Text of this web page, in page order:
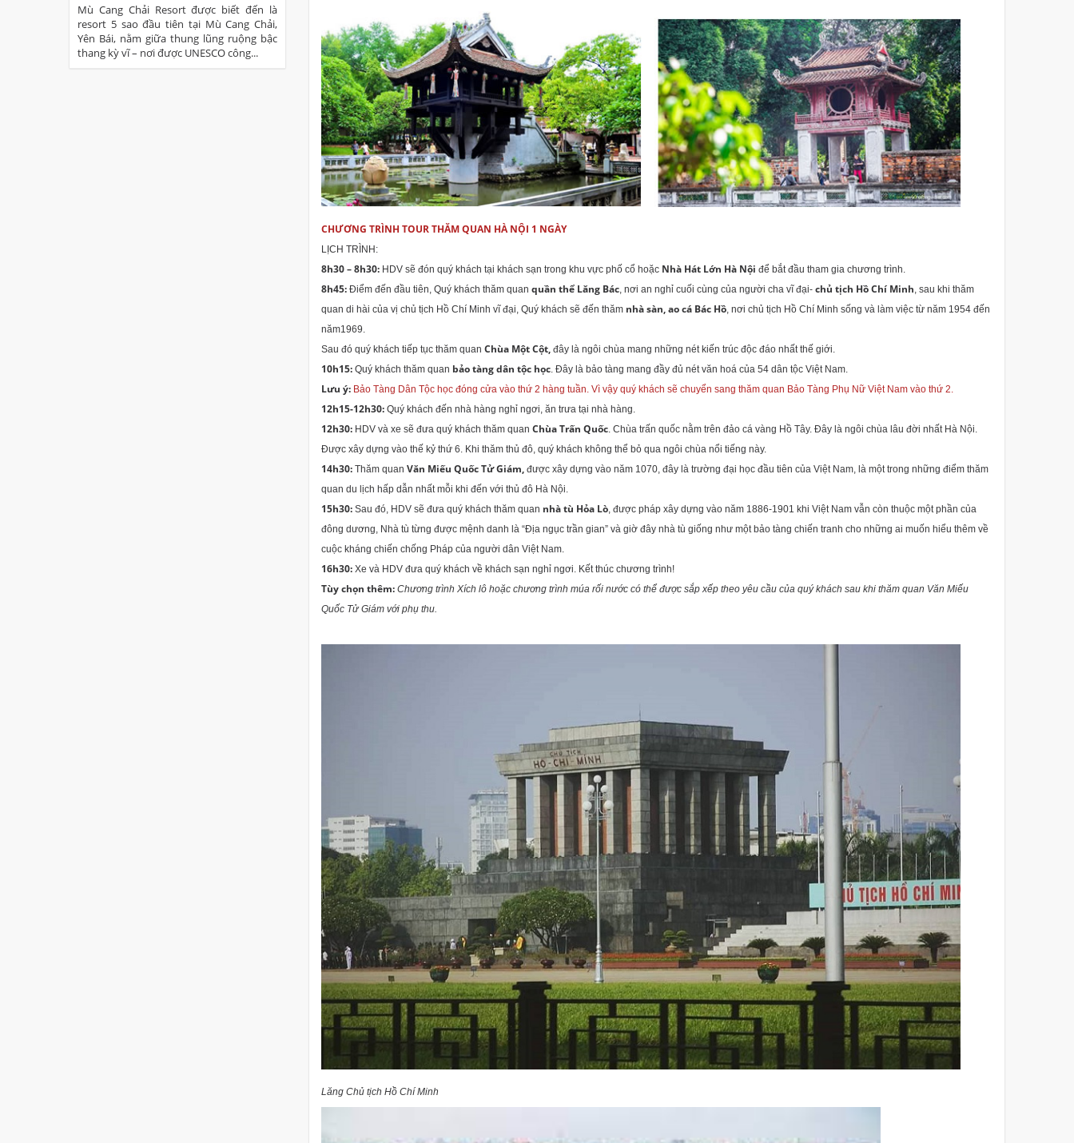
Mù Cang Chải Resort được biết đến là
resort 5 sao đầu tiên tại Mù Cang Chải,
Yên Bái, nằm giữa thung lũng ruộng bậc
thang kỳ vĩ – nơi được UNESCO công...
CHƯƠNG TRÌNH TOUR THĂM QUAN HÀ NỘI 1 NGÀY
LỊCH TRÌNH:
8h30 – 8h30: HDV sẽ đón quý khách tại khách sạn trong khu vực phố cổ hoặc Nhà Hát Lớn Hà Nội để bắt đầu tham gia chương trình.
8h45: Điểm đến đầu tiên, Quý khách thăm quan quần thể Lăng Bác , nơi an nghỉ cuối cùng của người cha vĩ đại- chủ tịch Hồ Chí Minh , sau khi thăm
quan di hài của vị chủ tịch Hồ Chí Minh vĩ đại, Quý khách sẽ đến thăm nhà sàn, ao cá Bác Hồ , nơi chủ tịch Hồ Chí Minh sống và làm việc từ năm 1954 đến
năm1969.
Sau đó quý khách tiếp tục thăm quan Chùa Một Cột, đây là ngôi chùa mang những nét kiến trúc độc đáo nhất thế giới.
10h15: Quý khách thăm quan bảo tàng dân tộc học . Đây là bảo tàng mang đầy đủ nét văn hoá của 54 dân tộc Việt Nam.
Lưu ý: Bảo Tàng Dân Tộc học đóng cửa vào thứ 2 hàng tuần. Vì vậy quý khách sẽ chuyển sang thăm quan Bảo Tàng Phụ Nữ Việt Nam vào thứ 2.
12h15-12h30: Quý khách đến nhà hàng nghỉ ngơi, ăn trưa tại nhà hàng.
12h30: HDV và xe sẽ đưa quý khách thăm quan Chùa Trấn Quốc . Chùa trấn quốc nằm trên đảo cá vàng Hồ Tây. Đây là ngôi chùa lâu đời nhất Hà Nội.
Được xây dựng vào thế kỷ thứ 6. Khi thăm thủ đô, quý khách không thể bỏ qua ngôi chùa nổi tiếng này.
14h30: Thăm quan Văn Miếu Quốc Tử Giám, được xây dựng vào năm 1070, đây là trường đại học đầu tiên của Việt Nam, là một trong những điểm thăm
quan du lịch hấp dẫn nhất mỗi khi đến với thủ đô Hà Nội.
15h30: Sau đó, HDV sẽ đưa quý khách thăm quan nhà tù Hỏa Lò , được pháp xây dựng vào năm 1886-1901 khi Việt Nam vẫn còn thuộc một phần của
đông dương, Nhà tù từng được mệnh danh là “Địa ngục trần gian” và giờ đây nhà tù giống như một bảo tàng chiến tranh cho những ai muốn hiểu thêm về
cuộc kháng chiến chống Pháp của người dân Việt Nam.
16h30: Xe và HDV đưa quý khách về khách sạn nghỉ ngơi. Kết thúc chương trình!
Tùy chọn thêm: Chương trình Xích lô hoặc chương trình múa rối nước có thể được sắp xếp theo yêu cầu của quý khách sau khi thăm quan Văn Miếu
Quốc Tử Giám với phụ thu.
Lăng Chủ tịch Hồ Chí Minh